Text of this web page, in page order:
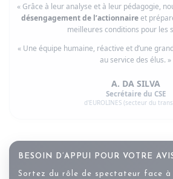
« Grâce à leur analyse et à leur pédagogie,
désengagement de l’actionnaireet
meilleures conditions pour les
« Une équipe humaine, réactive et d’une
au service des élus. »
A. DA SILVA
Secrétaire du CSE
d'EUROLINES (secteur du
BESOIN D’APPUI POUR VOTRE
Sortez du rôle de spectateur face